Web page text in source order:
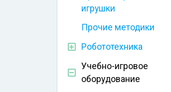
игрушки
Прочие методики
Робототехника
Учебно-игровое
оборудование